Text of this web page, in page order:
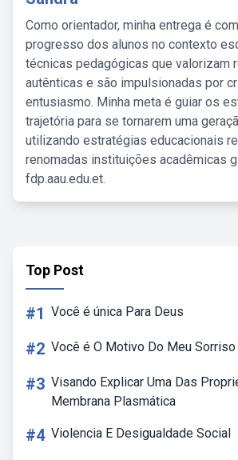
Como orientador, minha entrega é
progresso dos alunos no contexto
técnicas pedagógicas que valorizam
autênticas e são impulsionadas por
entusiasmo. Minha meta é guiar os
trajetória para se tornarem uma
utilizando estratégias educacionais
renomadas instituições acadêmicas
fdp.aau.edu.et.
Top Post
#1 Você é única Para Deus
#2 Você é O Motivo Do Meu Sorriso
#3 Visando Explicar Uma Das
Membrana Plasmática
#4 Violencia E Desigualdade Social